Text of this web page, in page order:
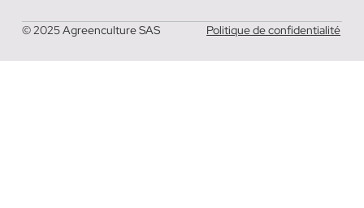
© 2025 Agreenculture SAS Politique de confidentialité